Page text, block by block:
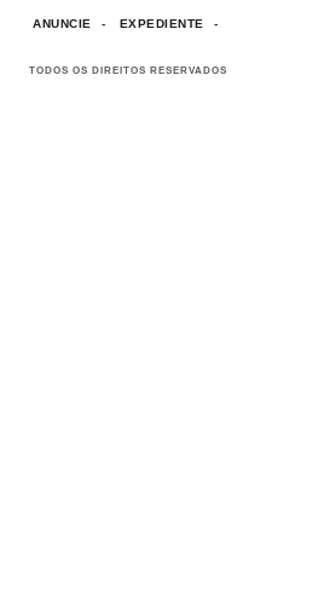
ANUNCIE EXPEDIENTE
TODOS OS DIREITOS RESERVADOS